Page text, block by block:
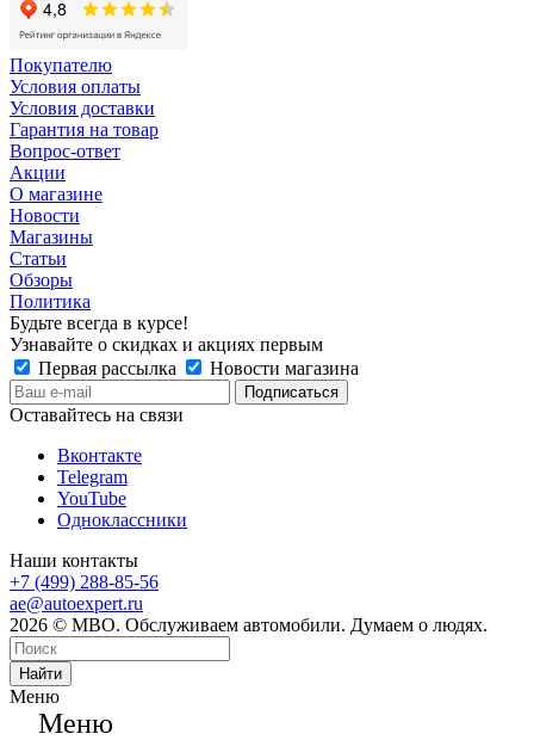
Покупателю
Условия оплаты
Условия доставки
Гарантия на товар
Вопрос-ответ
Акции
О магазине
Новости
Магазины
Статьи
Обзоры
Политика
Будьте всегда в курсе!
Узнавайте о скидках и акциях первым
Первая рассылка
Новости магазина
Оставайтесь на связи
Вконтакте
Telegram
YouTube
Одноклассники
Наши контакты
+7 (499) 288-85-56
ae@autoexpert.ru
2026 © МВО. Обслуживаем автомобили. Думаем о людях.
Найти
Меню
Меню